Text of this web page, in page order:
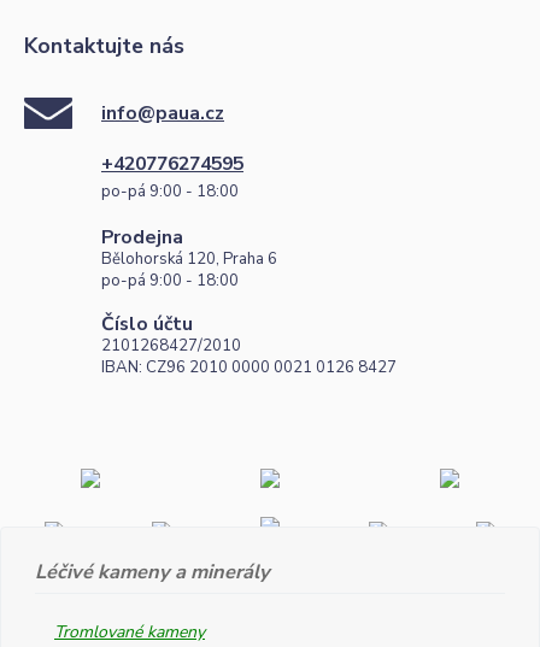
Kontaktujte nás
info@paua.cz
+420776274595
po-pá 9:00 - 18:00
Prodejna
Bělohorská 120, Praha 6
po-pá 9:00 - 18:00
Číslo účtu
2101268427/2010
IBAN: CZ96 2010 0000 0021 0126 8427
Léčivé kameny a minerály
Tromlované kameny